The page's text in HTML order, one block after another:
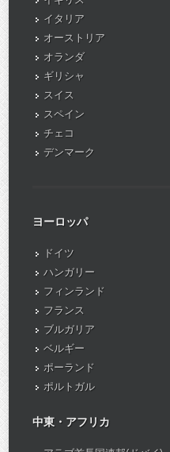
イタリア
オーストリア
オランダ
ギリシャ
スイス
スペイン
チェコ
デンマーク
ヨーロッパ
ドイツ
ハンガリー
フィンランド
フランス
ブルガリア
ベルギー
ポーランド
ポルトガル
中東・アフリカ